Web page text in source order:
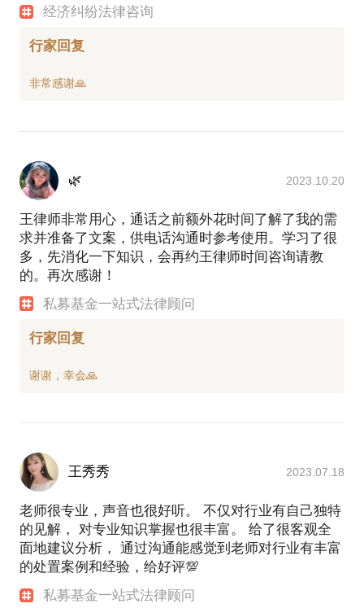
经济纠纷法律咨询
行家回复
🌿 2023.10.20
王律师非常用心，通话之前额外花时间了解了我的需
求并准备了文案，供电话沟通时参考使用。学习了很
多，先消化一下知识，会再约王律师时间咨询请教
的。再次感谢！
私募基金一站式法律顾问
行家回复
王秀秀 2023.07.18
老师很专业，声音也很好听。 不仅对行业有自己独特
的见解， 对专业知识掌握也很丰富。 给了很客观全
面地建议分析， 通过沟通能感觉到老师对行业有丰富
的处置案例和经验，给好评💯
私募基金一站式法律顾问